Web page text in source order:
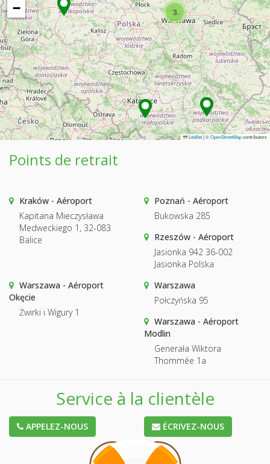
3
−
Leaflet|©OpenStreetMapcontributors
Points de retrait
Kraków - Aéroport
Kapitana Mieczysława
Medweckiego 1, 32-083
Balice
Poznań - Aéroport
Bukowska 285
Rzeszów - Aéroport
Jasionka 942 36-002
Jasionka Polska
Warszawa - Aéroport
Okęcie
Żwirki i Wigury 1
Warszawa
Połczyńska 95
Warszawa - Aéroport
Modlin
Generała Wiktora
Thommée 1a
Service à la clientèle
APPELEZ-NOUS ÉCRIVEZ-NOUS